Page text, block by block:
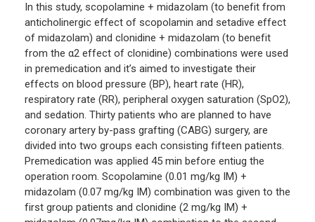
In this study, scopolamine + midazolam (to benefit from
anticholinergic effect of scopolamin and setadive effect
of midazolam) and clonidine + midazolam (to benefit
from the α2 effect of clonidine) combinations were used
in premedication and it’s aimed to investigate their
effects on blood pressure (BP), heart rate (HR),
respiratory rate (RR), peripheral oxygen saturation (SpO2),
and sedation. Thirty patients who are planned to have
coronary artery by-pass grafting (CABG) surgery, are
divided into two groups each consisting fifteen patients.
Premedication was applied 45 min before entiug the
operation room. Scopolamine (0.01 mg/kg IM) +
midazolam (0.07 mg/kg IM) combination was given to the
first group patients and clonidine (2 mg/kg IM) +